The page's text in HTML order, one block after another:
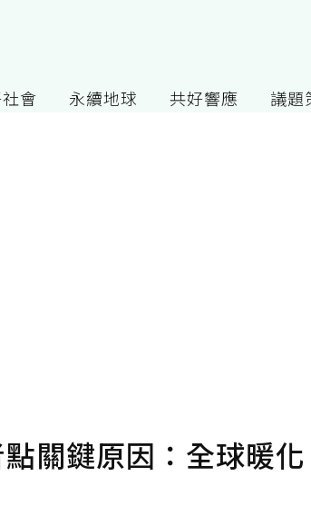
會 永續地球 共好響應 議題
關鍵原因：全球暖化